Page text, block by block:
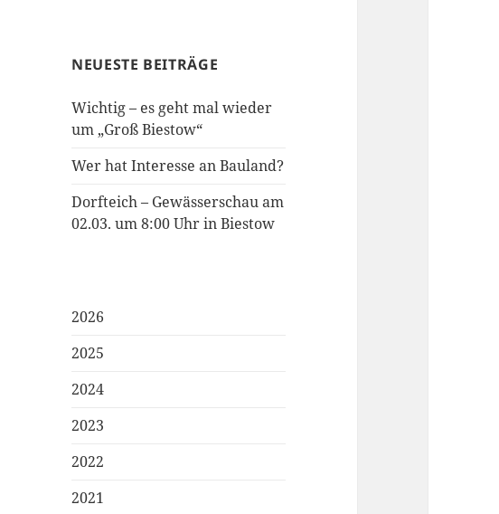
NEUESTE BEITRÄGE
Wichtig – es geht mal wieder
um „Groß Biestow“
Wer hat Interesse an Bauland?
Dorfteich – Gewässerschau am
02.03. um 8:00 Uhr in Biestow
2026
2025
2024
2023
2022
2021